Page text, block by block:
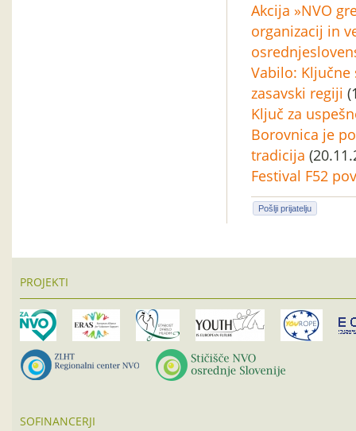
Akcija »NVO
organizacij in
Vabilo:
zasavski regiji
Ključ za
Borovnica je
tradicija
Festival F52
Pošlji prijatelju
PROJEKTI
SOFINANCERJI